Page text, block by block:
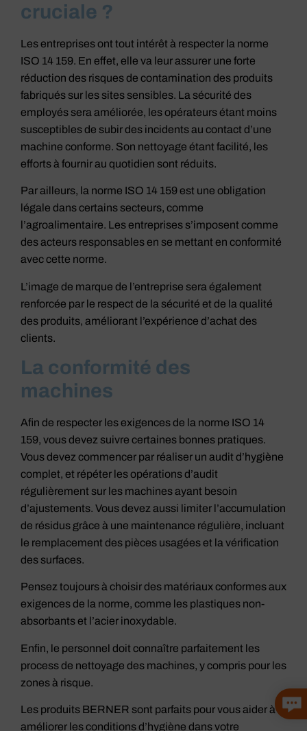
cruciale ?
Les entreprises ont tout intérêt à respecter la norme
ISO 14 159. En effet, elle va leur assurer une forte
réduction des risques de contamination des produits
fabriqués sur les sites sensibles. La sécurité des
employés sera améliorée, les opérateurs étant moins
susceptibles de subir des incidents au contact d’une
machine conforme. Son nettoyage étant facilité, les
efforts à fournir au quotidien sont réduits.
Par ailleurs, la norme ISO 14 159 est une obligation
légale dans certains secteurs, comme
l’agroalimentaire. Les entreprises s’imposent comme
des acteurs responsables en se mettant en conformité
avec cette norme.
L’image de marque de l’entreprise sera également
renforcée par le respect de la sécurité et de la qualité
des produits, améliorant l’expérience d’achat des
clients.
La conformité des
machines
Afin de respecter les exigences de la norme ISO 14
159, vous devez suivre certaines bonnes pratiques.
Vous devez commencer par réaliser un audit d’hygiène
complet, et répéter les opérations d’audit
régulièrement sur les machines ayant besoin
d’ajustements. Vous devez aussi limiter l’accumulation
de résidus grâce à une maintenance régulière, incluant
le remplacement des pièces usagées et la vérification
des surfaces.
Pensez toujours à choisir des matériaux conformes aux
exigences de la norme, comme les plastiques non-
absorbants et l’acier inoxydable.
Enfin, le personnel doit connaître parfaitement les
process de nettoyage des machines, y compris pour les
zones à risque.
Les produits BERNER sont parfaits pour vous aider à
améliorer les conditions d’hygiène dans votre